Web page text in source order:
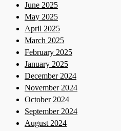
June 2025
May 2025
April 2025
March 2025
February 2025
January 2025
December 2024
November 2024
October 2024
September 2024
August 2024